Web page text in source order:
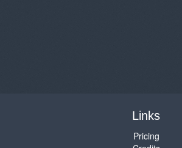
Links
Pricing